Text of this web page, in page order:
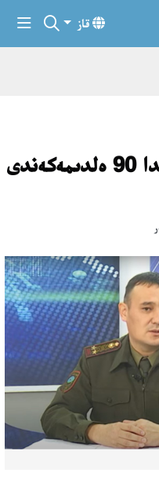
قاز
رەسمي جاۋاپ: قوستانايدا 90 ەلدىمەكەندى